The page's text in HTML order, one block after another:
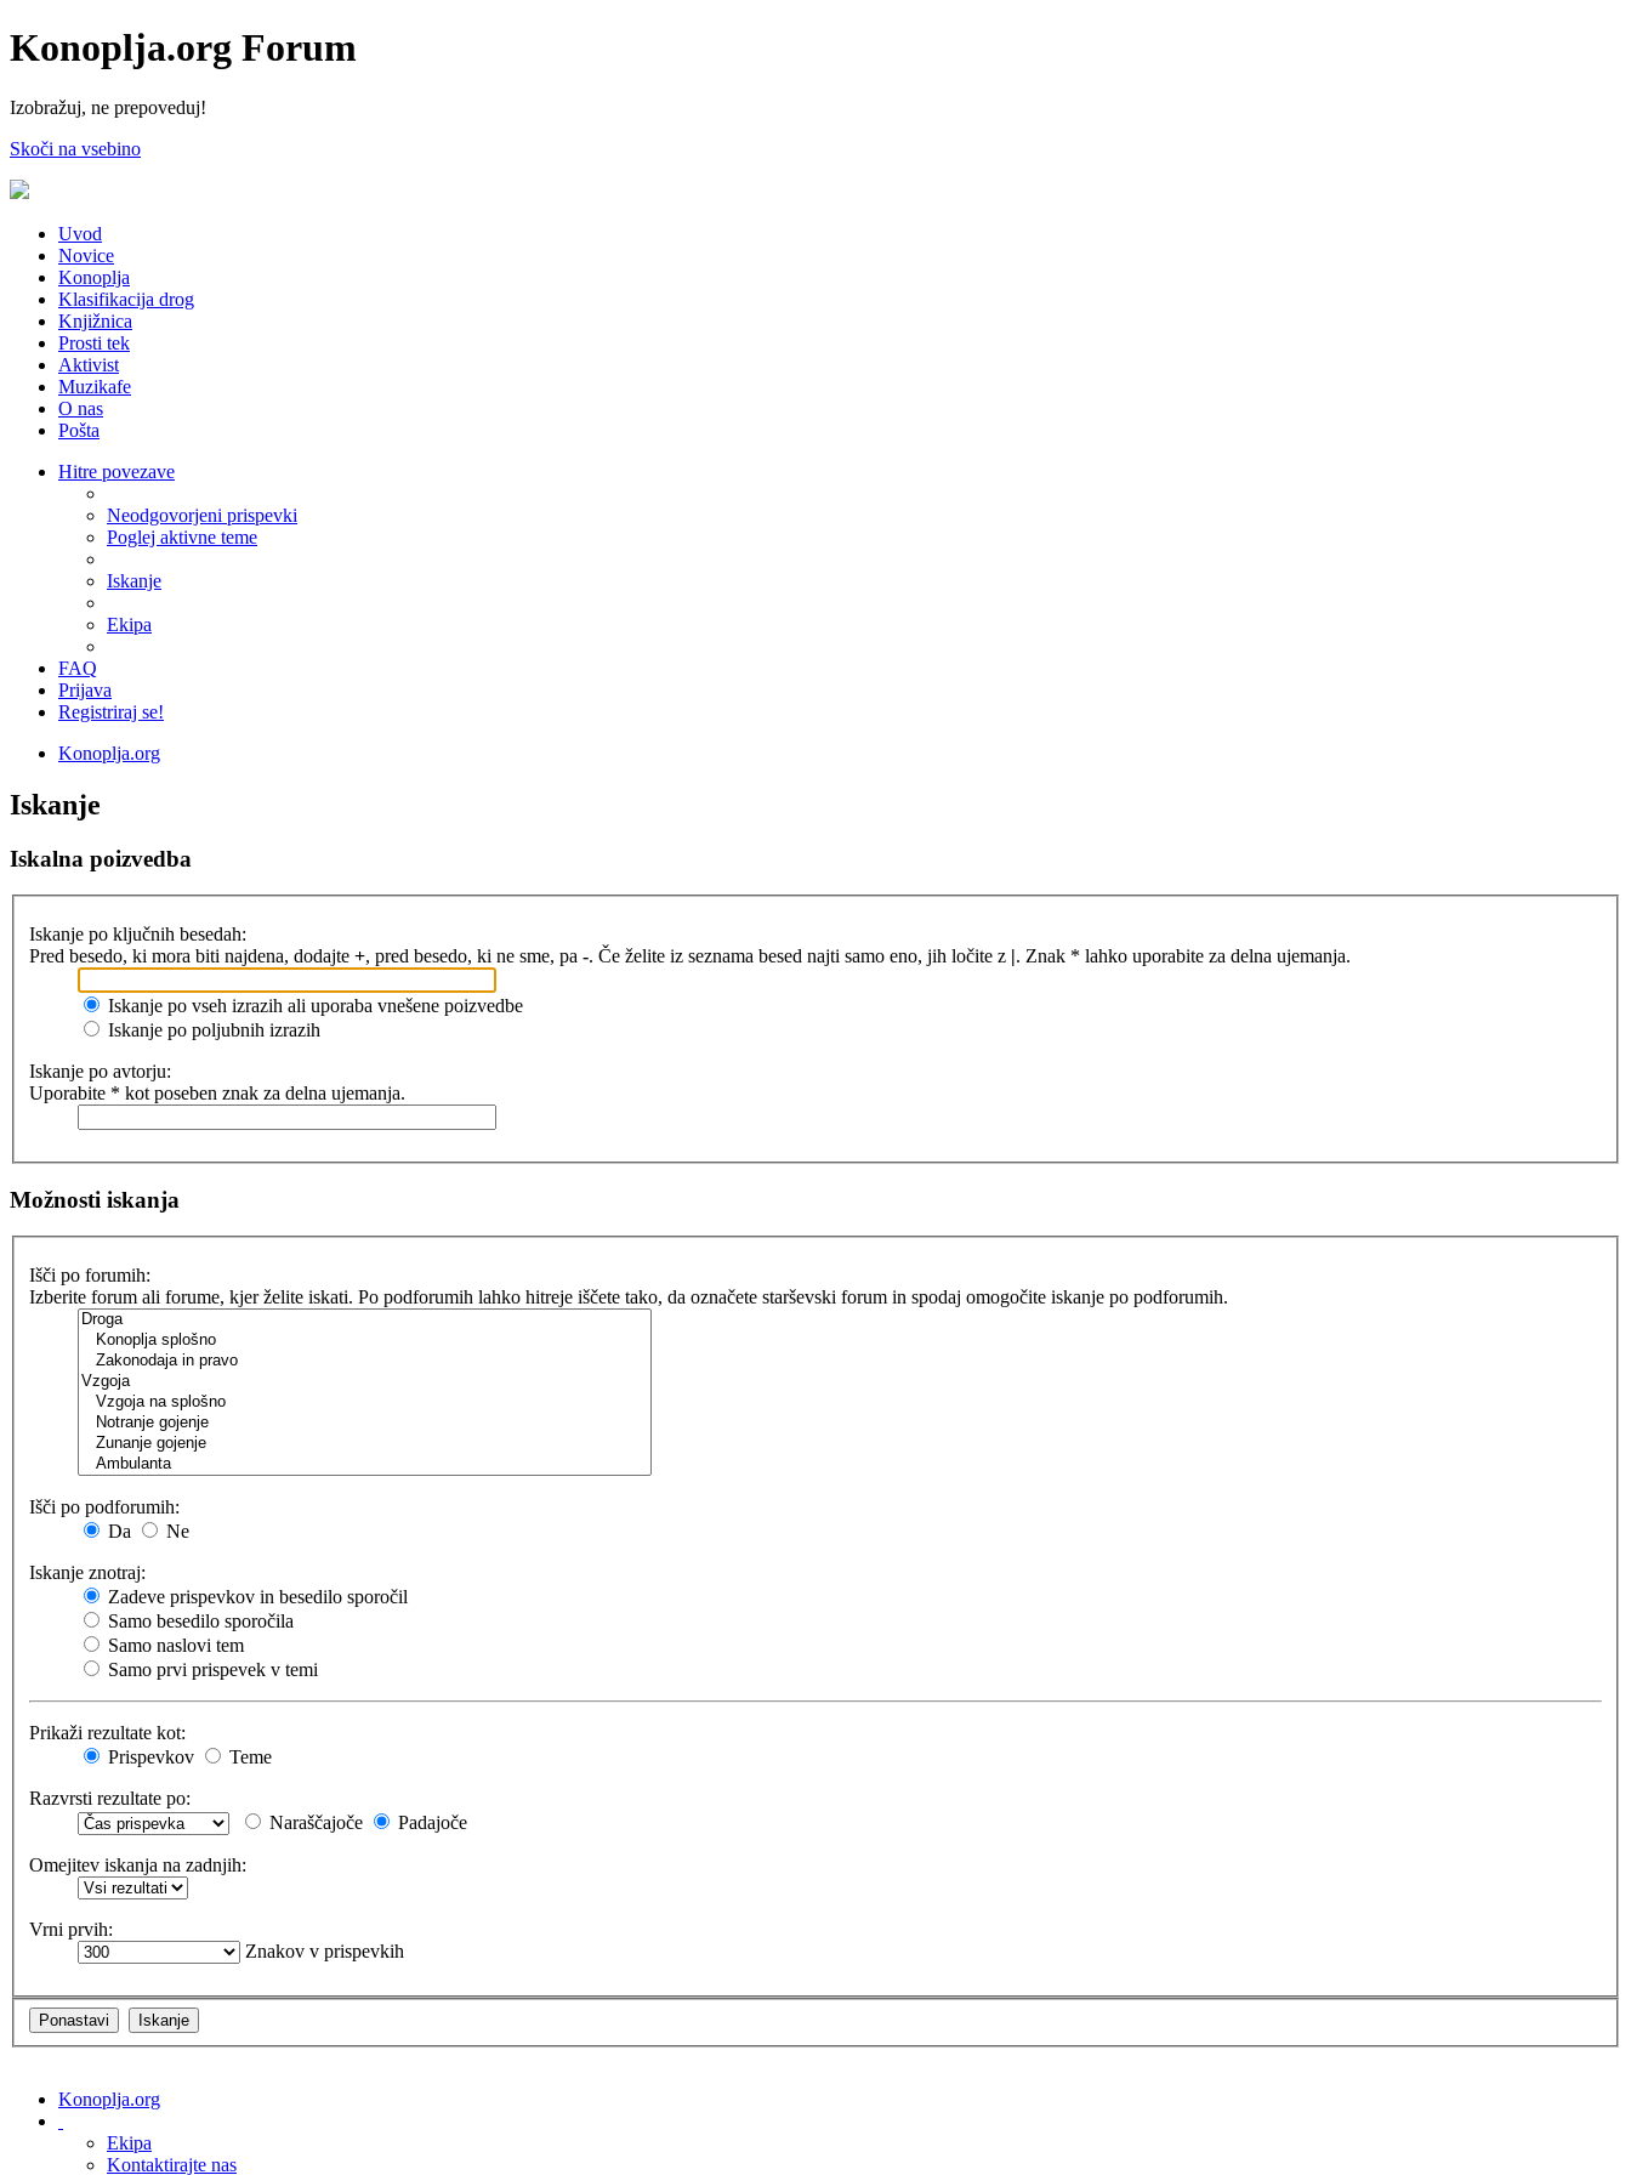
Konoplja.org Forum
Izobražuj, ne prepoveduj!
Skoči na vsebino
Uvod
Novice
Konoplja
Klasifikacija drog
Knjižnica
Prosti tek
Aktivist
Muzikafe
O nas
Pošta
Hitre povezave
Neodgovorjeni prispevki
Poglej aktivne teme
Iskanje
Ekipa
FAQ
Prijava
Registriraj se!
Konoplja.org
Iskanje
Iskalna poizvedba
Iskanje po ključnih besedah:
Pred besedo, ki mora biti najdena, dodajte +, pred besedo, ki ne sme, pa -. Če želite iz seznama besed najti samo eno, jih ločite z |. Znak * lahko uporabite za delna ujemanja.
Iskanje po vseh izrazih ali uporaba vnešene poizvedbe
Iskanje po poljubnih izrazih
Iskanje po avtorju:
Uporabite * kot poseben znak za delna ujemanja.
Možnosti iskanja
Išči po forumih:
Izberite forum ali forume, kjer želite iskati. Po podforumih lahko hitreje iščete tako, da označete starševski forum in spodaj omogočite iskanje po podforumih.
Išči po podforumih:
Da
Ne
Iskanje znotraj:
Zadeve prispevkov in besedilo sporočil
Samo besedilo sporočila
Samo naslovi tem
Samo prvi prispevek v temi
Prikaži rezultate kot:
Prispevkov
Teme
Razvrsti rezultate po:
Naraščajoče
Padajoče
Omejitev iskanja na zadnjih:
Vrni prvih:
Znakov v prispevkih
Konoplja.org
Ekipa
Kontaktirajte nas